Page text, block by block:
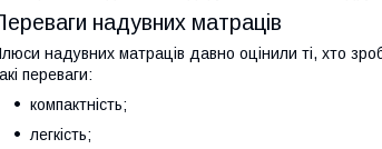
надувних матраців
надувних матраців давно оцінили ті, хто
переваги:
компактність;
легкість;